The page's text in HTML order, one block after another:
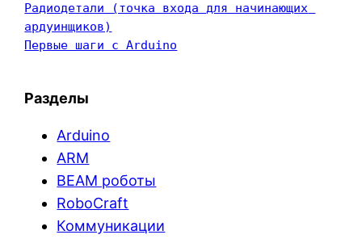
Радиодетали (точка входа для начинающих
ардуинщиков)
Первые шаги с Arduino
Разделы
Arduino
ARM
BEAM роботы
RoboCraft
Коммуникации